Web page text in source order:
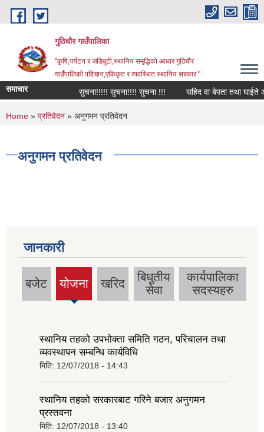
Skip to main content
गुठिचौर गाउँपालिका
"कृषि,पर्यटन र जडिबुटी,स्थानिय समृद्धिको आधार गुठिचौर
गाउँपालिको पहिचान,एकिकृत र व्यवस्थित स्थानिय सरकार "
समाचार सुचना!!!!! सुचना!!!! सुचना !!! सहिद वा बेपता तथा घाईते
You are here
Home » प्रतिवेदन » अनुगमन प्रतिवेदन
अनुगमन प्रतिवेदन
जानकारी
बजेट योजना
(active
tab)
खरिद
बिधुतीय
सेवा
कार्यपालिका
सदस्यहरु
स्थानिय तहको उपभोक्ता समिति गठन, परिचालन तथा
व्यवस्थापन सम्बन्धि कार्यविधि
मिति: 12/07/2018 - 14:43
स्थानिय तहको सरकारबाट गरिने बजार अनुगमन
प्रस्तवना
मिति: 12/07/2018 - 13:40